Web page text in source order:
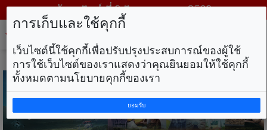
วันอาทิตย์ ที่ 9 สิงหาคม พ.ศ. 2569
การเก็บและใช้คุกกี้
เว็บไซต์นี้ใช้คุกกี้เพื่อปรับปรุงประสบการณ์ของผู้ใช้
การใช้เว็บไซต์ของเราแสดงว่าคุณยินยอมให้ใช้คุกกี้
ทั้งหมดตามนโยบายคุกกี้ของเรา
ยอมรับ